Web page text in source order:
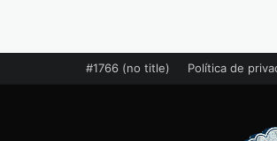
#1766 (no title) Política de